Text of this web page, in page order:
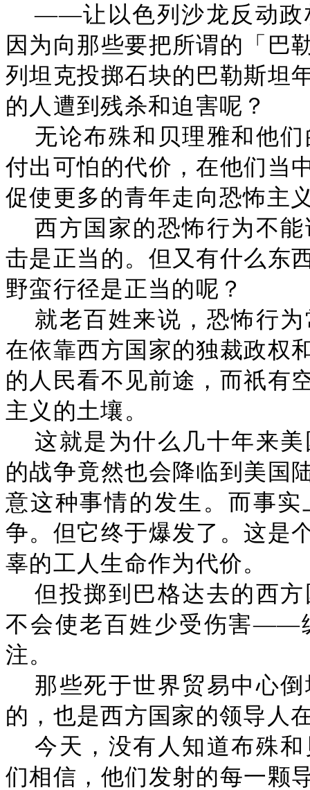
——让以色列沙龙反动政
因为向那些要把所谓的「巴
列坦克投掷石块的巴勒斯坦
的人遭到残杀和迫害呢？
无论布殊和贝理雅和他
付出可怕的代价，在他们当
促使更多的青年走向恐怖主
西方国家的恐怖行为不
击是正当的。但又有什么东
野蛮行径是正当的呢？
就老百姓来说，恐怖行
在依靠西方国家的独裁政权
的人民看不见前途，而祇
主义的土壤。
这就是为什么几十年来
的战争竟然也会降临到美国
意这种事情的发生。而事
争。但它终于爆发了。这是
辜的工人生命作为代价。
但投掷到巴格达去的西
不会使老百姓少受伤害——
注。
那些死于世界贸易中心
的，也是西方国家的领导人
今天，没有人知道布殊
们相信，他们发射的每一颗